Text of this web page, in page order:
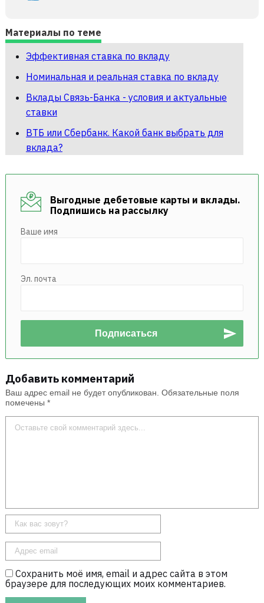
Материалы по теме
Эффективная ставка по вкладу
Номинальная и реальная ставка по вкладу
Вклады Связь-Банка - условия и актуальные
ставки
ВТБ или Сбербанк. Какой банк выбрать для
вклада?
Выгодные дебетовые карты и вклады.
Подпишись на рассылку
Ваше имя
Эл. почта
Добавить комментарий
Ваш адрес email не будет опубликован. Обязательные поля
помечены *
Сохранить моё имя, email и адрес сайта в этом
браузере для последующих моих комментариев.